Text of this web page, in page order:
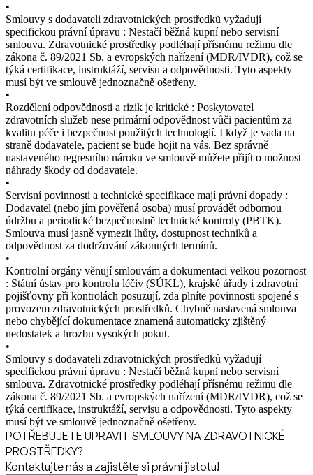
•
Smlouvy s dodavateli zdravotnických prostředků vyžadují
specifickou právní úpravu : Nestačí běžná kupní nebo servisní
smlouva. Zdravotnické prostředky podléhají přísnému režimu dle
zákona č. 89/2021 Sb. a evropských nařízení (MDR/IVDR), což se
týká certifikace, instruktáží, servisu a odpovědnosti. Tyto aspekty
musí být ve smlouvě jednoznačně ošetřeny.
•
Rozdělení odpovědnosti a rizik je kritické : Poskytovatel
zdravotních služeb nese primární odpovědnost vůči pacientům za
kvalitu péče i bezpečnost použitých technologií. I když je vada na
straně dodavatele, pacient se bude hojit na vás. Bez správně
nastaveného regresního nároku ve smlouvě můžete přijít o možnost
náhrady škody od dodavatele.
•
Servisní povinnosti a technické specifikace mají právní dopady :
Dodavatel (nebo jím pověřená osoba) musí provádět odbornou
údržbu a periodické bezpečnostně technické kontroly (PBTK).
Smlouva musí jasně vymezit lhůty, dostupnost techniků a
odpovědnost za dodržování zákonných termínů.
•
Kontrolní orgány věnují smlouvám a dokumentaci velkou pozornost
: Státní ústav pro kontrolu léčiv (SÚKL), krajské úřady i zdravotní
pojišťovny při kontrolách posuzují, zda plníte povinnosti spojené s
provozem zdravotnických prostředků. Chybně nastavená smlouva
nebo chybějící dokumentace znamená automaticky zjištěný
nedostatek a hrozbu vysokých pokut.
•
Smlouvy s dodavateli zdravotnických prostředků vyžadují
specifickou právní úpravu : Nestačí běžná kupní nebo servisní
smlouva. Zdravotnické prostředky podléhají přísnému režimu dle
zákona č. 89/2021 Sb. a evropských nařízení (MDR/IVDR), což se
týká certifikace, instruktáží, servisu a odpovědnosti. Tyto aspekty
musí být ve smlouvě jednoznačně ošetřeny.
POTŘEBUJETE UPRAVIT SMLOUVY NA ZDRAVOTNICKÉ
PROSTŘEDKY?
Kontaktujte nás a zajistěte si právní jistotu!